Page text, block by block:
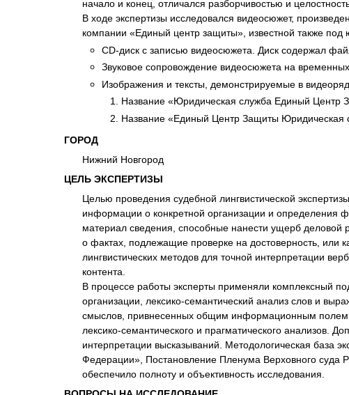
Психиатрическая
Рецензия на
Фоноскопическая
Экономическая
начало и конец, отличался разборчивостью и
В ходе экспертизы исследовался видеосюжет,
компании «Единый центр защиты», известной также
CD-диск с записью видеосюжета. Диск содержал
Звуковое сопровождение видеосюжета на
Изображения и тексты, демонстрируемые в
Название «Юридическая служба Единый Центр
Название «Единый Центр Защиты Юридическая
ГОРОД
Нижний Новгород
ЦЕЛЬ ЭКСПЕРТИЗЫ
Целью проведения судебной лингвистической
информации о конкретной организации и определения
материал сведения, способные нанести ущерб деловой
о фактах, подлежащие проверке на достоверность,
лингвистических методов для точной интерпретации
контента.
В процессе работы эксперты применяли комплексный
организации, лексико-семантический анализ слов и
смыслов, привнесенных общим информационным полем.
лексико-семантического и прагматического анализов.
интерпретации высказываний. Методологическая база
Федерации», Постановление Пленума Верховного суда
обеспечило полноту и объективность исследования.